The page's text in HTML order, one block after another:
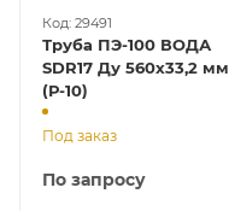
Код: 29491
Труба ПЭ-100 ВОДА
SDR17 Ду 560х33,2 мм
(Р-10)
Под заказ
По запросу